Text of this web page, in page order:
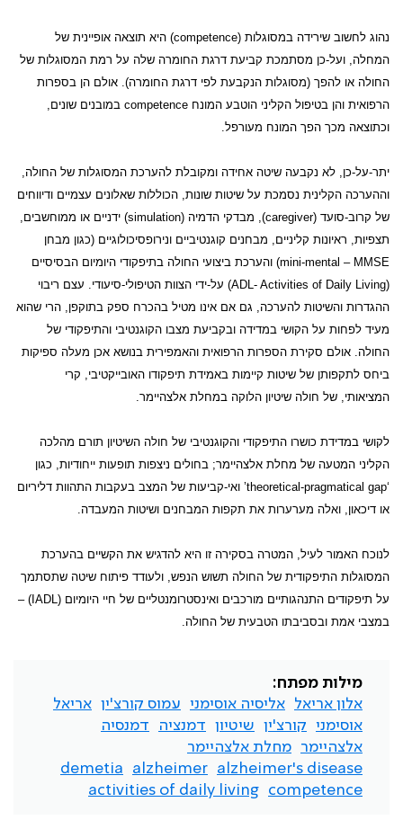
נהוג לחשוב שירידה במסוגלות (competence) היא תוצאה אופיינית של
המחלה, ועל-כן מסתמכת קביעת דרגת החומרה שלה על רמת המסוגלות של
החולה או להפך (מסוגלות הנקבעת לפי דרגת החומרה). אולם הן בספרות
הרפואית והן בטיפול הקליני הוטבע המונח competenceבמובנים שונים,
וכתוצאה מכך הפך המונח מעורפל.
יתר-על-כן, לא נקבעה שיטה אחידה ומקובלת להערכת המסוגלות של החולה,
וההערכה הקלינית נסמכת על שיטות שונות, הכוללות שאלונים עצמיים ודיווחים
של קרוב-סועד (caregiver), מבדקי הדמיה (simulation) ידניים או ממוחשבים,
תצפיות, ראיונות קליניים, מבחנים קוגנטיביים ונירופסיכולוגיים (כגון מבחן
MMSE
–
mini-mental) והערכת ביצועי החולה בתיפקודי היומיום הבסיסיים
(
ADL- Activities of Daily Living) על-ידי הצוות הטיפולי-סיעודי. עצם ריבוי
ההגדרות והשיטות להערכה, גם אם אינו מטיל בהכרח ספק בתוקפן, הרי שהוא
מעיד לפחות על הקושי במדידה ובקביעת מצבו הקוגנטיבי והתיפקודי של
החולה. אולם סקירת הספרות הרפואית והאמפירית בנושא אכן מעלה ספיקות
ביחס לתקפותן של שיטות קיימות באמידת תיפקודו האובייקטיבי, קרי
המציאותי, של חולה שיטיון הלוקה במחלת אלצהיימר.
לקושי במדידת כושרו התיפקודי והקוגנטיבי של חולה השיטיון תורם מהלכה
הקליני המטעה של מחלת אלצהיימר; בחולים ניצפות תופעות ייחודיות, כגון
‘
theoretical-pragmatical gap’ ואי-קביעות של המצב בעקבות התהוות דליריום
או דיכאון, ואלה מערערות את תקפות המבחנים ושיטות המעבדה.
לנוכח האמור לעיל, המטרה בסקירה זו היא להדגיש את הקשיים בהערכת
המסוגלות התיפקודית של החולה תשוש הנפש, ולעודד פיתוח שיטה שתסתמך
על תיפקודים התנהגותיים מורכבים ואינסטרומנטליים של חיי היומיום (IADL
) –
במצבי אמת ובסביבתו הטבעית של החולה.
מילות מפתח:
אלון אריאל
אליסיה אוסימני עמוס קורצ'ין אריאל
אוסימני
קורצ'ין שיטיון דמנציה
דמנסיה
אלצהיימר
מחלת אלצהיימר
alzheimer's disease
alzheimer
demetia
competence
activities of daily living